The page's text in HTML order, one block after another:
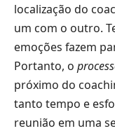
localização do
um com o outro.
emoções fazem
Portanto, o
próximo do
tanto tempo e
reunião em uma